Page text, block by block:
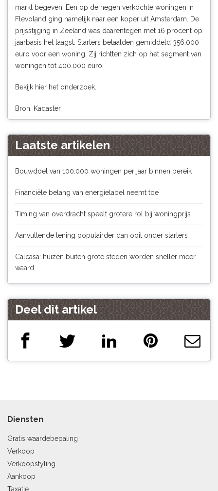
markt begeven. Een op de negen verkochte woningen in
Flevoland ging namelijk naar een koper uit Amsterdam. De
prijsstijging in Zeeland was daarentegen met 16 procent op
jaarbasis het laagst. Starters betaalden gemiddeld 356.000
euro voor een woning. Zij richtten zich op het segment van
woningen tot 400.000 euro.
Bekijk hier het onderzoek.
Bron: Kadaster
Laatste artikelen
Bouwdoel van 100.000 woningen per jaar binnen bereik
Financiële belang van energielabel neemt toe
Timing van overdracht speelt grotere rol bij woningprijs
Aanvullende lening populairder dan ooit onder starters
Calcasa: huizen buiten grote steden worden sneller meer
waard
Deel dit artikel
Diensten
Gratis waardebepaling
Verkoop
Verkoopstyling
Aankoop
Taxatie